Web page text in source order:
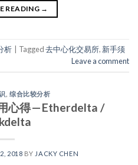
READING →
析 Tagged去中心化交易所, 新手须
Leave a comment
,综合比较分析
心得 — Etherdelta /
2018 BY JACKY CHEN